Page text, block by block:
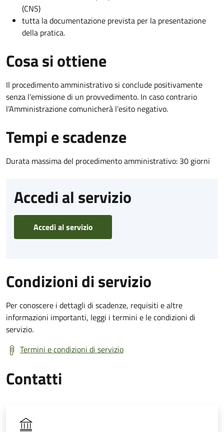
(CNS)
tutta la documentazione prevista per la presentazione
della pratica.
Cosa si ottiene
Il procedimento amministrativo si conclude positivamente
senza l’emissione di un provvedimento. In caso contrario
l’Amministrazione comunicherà l’esito negativo.
Tempi e scadenze
Durata massima del procedimento amministrativo: 30 giorni
Accedi al servizio
Accedi al servizio
Condizioni di servizio
Per conoscere i dettagli di scadenze, requisiti e altre
informazioni importanti, leggi i termini e le condizioni di
servizio.
Termini e condizioni di servizio
Contatti